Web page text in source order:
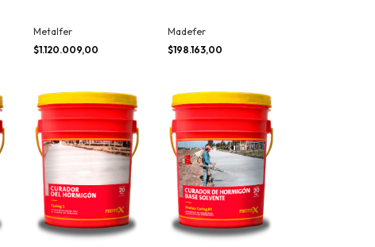
Metalfer
$1.120.009,00
Madefer
$198.163,00